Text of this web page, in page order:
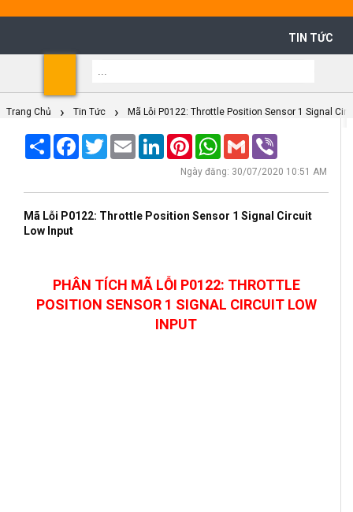
TIN TỨC
Trang Chủ Tin Tức Mã Lỗi P0122: Throttle Position Sensor 1 Signal
Share Facebook
TwitterEmail LinkedInPinterestWhatsApp
Gmail
Ngày đăng: 30/07/2020 10:51 AM
Mã Lỗi P0122: Throttle Position Sensor 1 Signal Circuit
Low Input
PHÂN TÍCH MÃ LỖI P0122: THROTTLE
POSITION SENSOR 1 SIGNAL CIRCUIT LOW
INPUT